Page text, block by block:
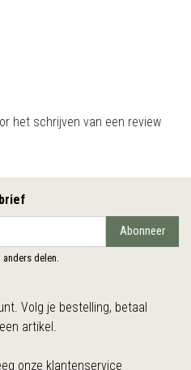
het schrijven van een review
Abonneer
delen.
Volg je bestelling, betaal
artikel.
onze klantenservice